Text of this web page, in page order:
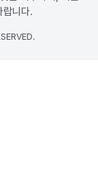
랍니다.